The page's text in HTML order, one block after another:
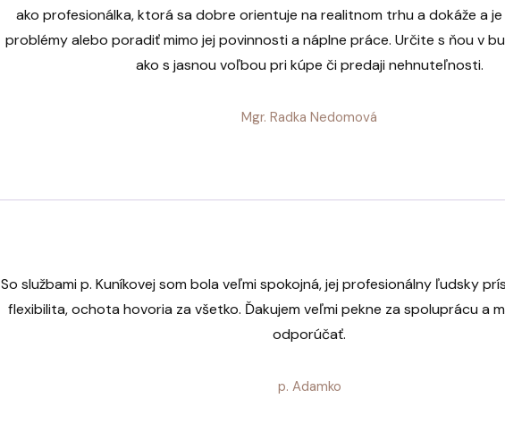
ako profesionálka, ktorá sa dobre orientuje na realitnom trhu a dokáže a
problémy alebo poradiť mimo jej povinnosti a náplne práce. Určite s ňou v
ako s jasnou voľbou pri kúpe či predaji nehnuteľnosti.
Mgr. Radka Nedomová
So službami p. Kuníkovej som bola veľmi spokojná, jej profesionálny ľudsky
flexibilita, ochota hovoria za všetko. Ďakujem veľmi pekne za spoluprácu a
odporúčať.
p. Adamko